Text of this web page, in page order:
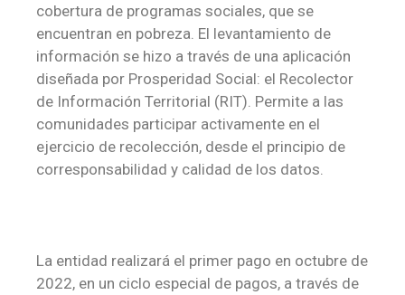
cobertura de programas sociales, que se
encuentran en pobreza. El levantamiento de
información se hizo a través de una aplicación
diseñada por Prosperidad Social: el Recolector
de Información Territorial (RIT). Permite a las
comunidades participar activamente en el
ejercicio de recolección, desde el principio de
corresponsabilidad y calidad de los datos.
La entidad realizará el primer pago en octubre de
2022, en un ciclo especial de pagos, a través de